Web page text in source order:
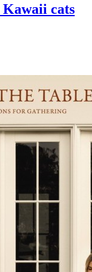
Kawaii cats